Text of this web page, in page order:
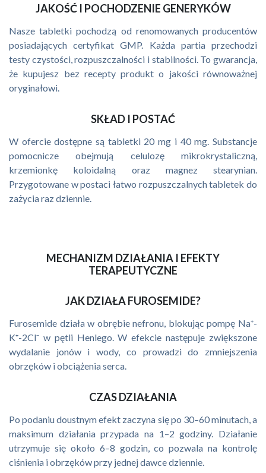
JAKOŚĆ I POCHODZENIE GENERYKÓW
Nasze tabletki pochodzą od renomowanych producentów
posiadających certyfikat GMP. Każda partia przechodzi
testy czystości, rozpuszczalności i stabilności. To gwarancja,
że kupujesz bez recepty produkt o jakości równoważnej
oryginałowi.
SKŁAD I POSTAĆ
W ofercie dostępne są tabletki 20 mg i 40 mg. Substancje
pomocnicze obejmują celulozę mikrokrystaliczną,
krzemionkę koloidalną oraz magnez stearynian.
Przygotowane w postaci łatwo rozpuszczalnych tabletek do
zażycia raz dziennie.
MECHANIZM DZIAŁANIA I EFEKTY
TERAPEUTYCZNE
JAK DZIAŁA FUROSEMIDE?
Furosemide działa w obrębie nefronu, blokując pompę Na⁺-
K⁺-2Cl⁻ w pętli Henlego. W efekcie następuje zwiększone
wydalanie jonów i wody, co prowadzi do zmniejszenia
obrzęków i obciążenia serca.
CZAS DZIAŁANIA
Po podaniu doustnym efekt zaczyna się po 30–60 minutach, a
maksimum działania przypada na 1–2 godziny. Działanie
utrzymuje się około 6–8 godzin, co pozwala na kontrolę
ciśnienia i obrzęków przy jednej dawce dziennie.